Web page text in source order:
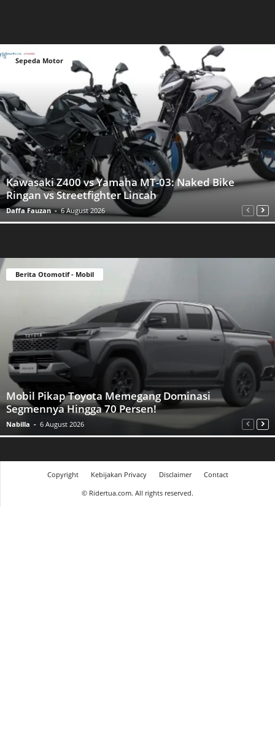
Sepeda Motor
Kawasaki Z400 vs Yamaha MT-03: Naked Bike
Ringan vs Streetfighter Lincah
Daffa Fauzan - 6 August 2026
Berita Otomotif - Mobil
Mobil Pikap Toyota Memegang Dominasi
Segmennya Hingga 70 Persen!
Nabilla - 6 August 2026
Copyright Kebijakan Privacy Disclaimer
Contact
© Ridertua.com. All rights reserved.